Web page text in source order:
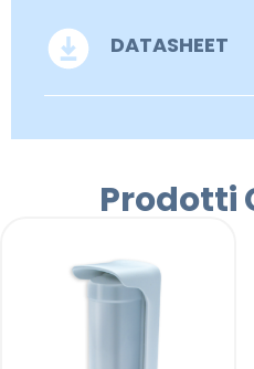
DATASHEET
Prodotti